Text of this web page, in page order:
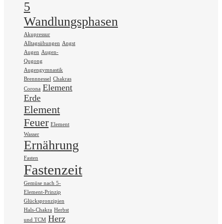
5
Wandlungsphasen
Akupressur
Alltagsübungen Angst
Augen Augen-
Qugong
Augengymnastik
Brennnessel Chakras
Corona Element
Erde
Element
Feuer Element
Wasser
Ernährung
Fasten
Fastenzeit
Gemüse nach 5-
Element-Prinzip
Glückspronzipien
Hals-Chakra Herbst
und TCM Herz